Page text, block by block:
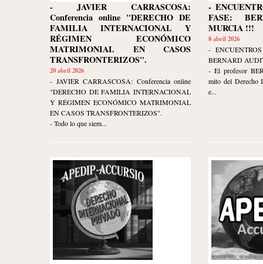
- JAVIER CARRASCOSA:
Conferencia online "DERECHO DE
FAMILIA INTERNACIONAL Y
RÉGIMEN ECONÓMICO
MATRIMONIAL EN CASOS
TRANSFRONTERIZOS".
20 abril 2026
- JAVIER CARRASCOSA: Conferencia online
"DERECHO DE FAMILIA INTERNACIONAL
Y RÉGIMEN ECONÓMICO MATRIMONIAL
EN CASOS TRANSFRONTERIZOS".
- Todo lo que siem...
-
FASE:
MURCIA !!!
8 abril 2026
-
BERNARD
- El profesor
mito del Derecho
e...